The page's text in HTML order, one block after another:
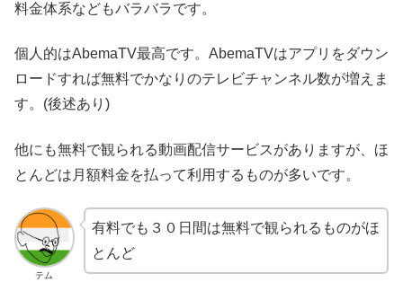
料金体系などもバラバラです。
個人的はAbemaTV最高です。AbemaTVはアプリをダウン
ロードすれば無料でかなりのテレビチャンネル数が増えま
す。(後述あり)
他にも無料で観られる動画配信サービスがありますが、ほ
とんどは月額料金を払って利用するものが多いです。
テム
有料でも３０日間は無料で観られるものがほ
とんど